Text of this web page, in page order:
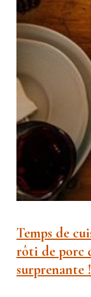
Temps de
rôti de porc
surprenante !